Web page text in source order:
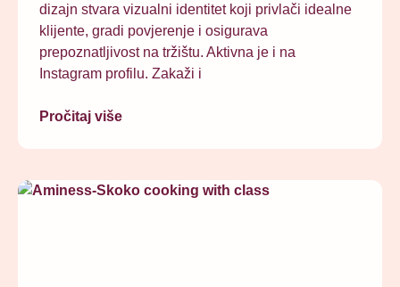
dizajn stvara vizualni identitet koji privlači idealne
klijente, gradi povjerenje i osigurava
prepoznatljivost na tržištu. Aktivna je i na
Instagram profilu. Zakaži i
Pročitaj više